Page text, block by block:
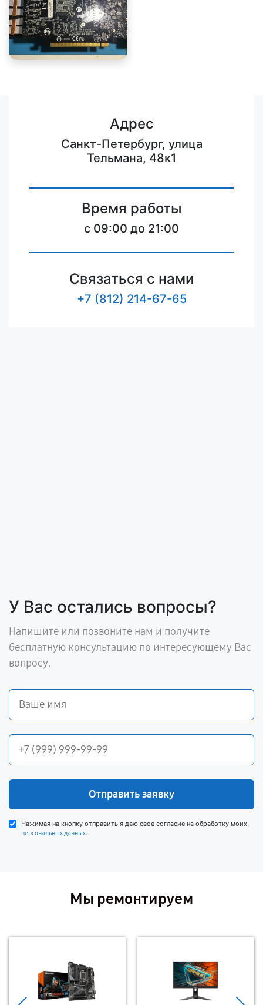
Адрес
Санкт-Петербург, улица
Тельмана, 48к1
Время работы
c 09:00 до 21:00
Связаться с нами
+7 (812) 214-67-65
У Вас остались вопросы?
Напишите или позвоните нам и получите
бесплатную консультацию по интересующему Вас
вопросу.
Отправить заявку
Нажимая на кнопку отправить я даю свое согласие на обработку моих
персональных данных.
Мы ремонтируем